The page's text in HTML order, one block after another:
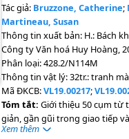
Tác giả: Bruzzone, Catherine;
Martineau, Susan
Thông tin xuất bản: H.: Bách
Công ty Văn hoá Huy Hoàng,
Phân loại:428.2/N114M
Thông tin vật lý:32tr.: tranh
Mã ĐKCB:VL19.00217;
Tóm tắt: Giới thiệu 50 cụm từ
giản, gần gũi trong giao tiếp
các từ này thông qua tranh và
Xem thêm